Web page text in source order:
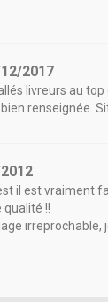
2017
livreurs au
renseignée.
il est vraiment
!!
irreprochable,